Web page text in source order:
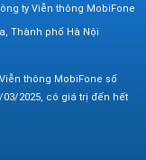
ty Viễn thông MobiFone
Thành phố Hà Nội
thông MobiFone số
03/2025, có giá trị đến hết